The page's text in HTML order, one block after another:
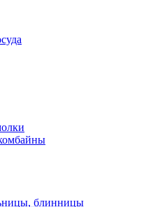
блинницы